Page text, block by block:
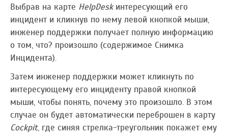
Выбрав на карте HelpDeskинтересующий его
инцидент и кликнув по нему левой кнопкой мыши,
инженер поддержки получает полную информацию
о том, что? произошло (содержимое Снимка
Инцидента).
Затем инженер поддержки может кликнуть по
интересующему его инциденту правой кнопкой
мыши, чтобы понять, почему это произошло. В этом
случае он будет автоматически переброшен в карту
Соckpit, где синяя стрелка-треугольник покажет ему